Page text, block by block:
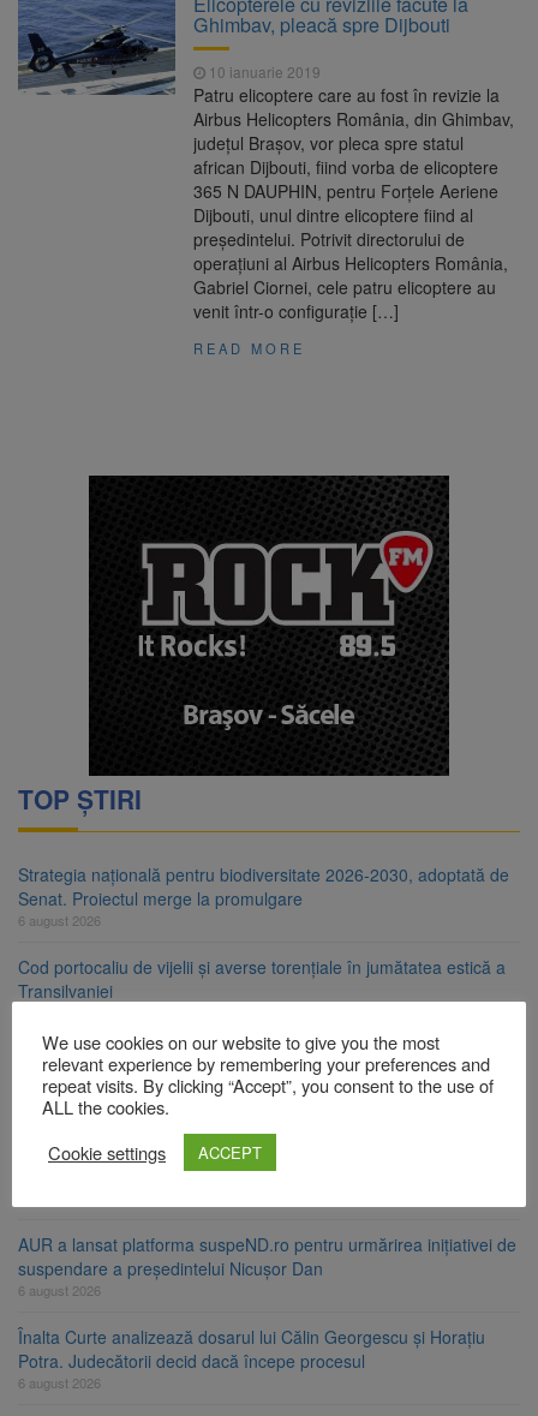
Ormeniș
6 august 2026
AUR a lansat platforma
suspeND.ro pentru urmărirea inițiativei de
suspendare a președintelui Nicușor Dan
Înalta Curte analizează
dosarul lui Călin Georgescu și Horațiu Potra.
Judecătorii decid dacă începe procesul
Strategia națională pentru
biodiversitate 2026-2030, adoptată de Senat.
Proiectul merge la promulgare
Ghimbav, pleacă spre Dijbouti
10 ianuarie 2019
Patru elicoptere care au fost în revizie la
Airbus Helicopters România, din Ghimbav,
județul Brașov, vor pleca spre statul
african Dijbouti, fiind vorba de elicoptere
365 N DAUPHIN, pentru Forţele Aeriene
Dijbouti, unul dintre elicoptere fiind al
președintelui. Potrivit directorului de
operațiuni al Airbus Helicopters România,
Gabriel Ciornei, cele patru elicoptere au
venit într-o configuraţie […]
READ MORE
TOP ȘTIRI
Strategia națională pentru biodiversitate 2026-2030, adoptată de
Senat. Proiectul merge la promulgare
6 august 2026
Cod portocaliu de vijelii și averse torențiale în jumătatea estică a
Transilvaniei
Bărbat din Victoria, reținut după ce și-ar fi agresat soția de două
ori în câteva zile
6 august 2026
Urmele atelajului i-au condus pe polițiști la cioate. Bărbat prins în
AUR a lansat platforma suspeND.ro pentru urmărirea inițiativei de
suspendare a președintelui Nicușor Dan
6 august 2026
Înalta Curte analizează dosarul lui Călin Georgescu și Horațiu
Potra. Judecătorii decid dacă începe procesul
6 august 2026
We use cookies on our website to give you the most
relevant experience by remembering your preferences and
repeat visits. By clicking “Accept”, you consent to the use of
ALL the cookies.
Cookie settings
ACCEPT